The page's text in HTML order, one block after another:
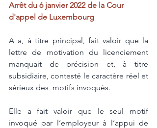
Arrêt du 6 janvier 2022 de la Cour
d'appel de Luxembourg
A a, à titre principal, fait valoir que la
lettre de motivation du licenciement
manquait de précision et, à titre
subsidiaire, contesté le caractère réel et
sérieux des  motifs invoqués.
Elle a fait valoir que le seul motif
invoqué par l’employeur à l’appui de